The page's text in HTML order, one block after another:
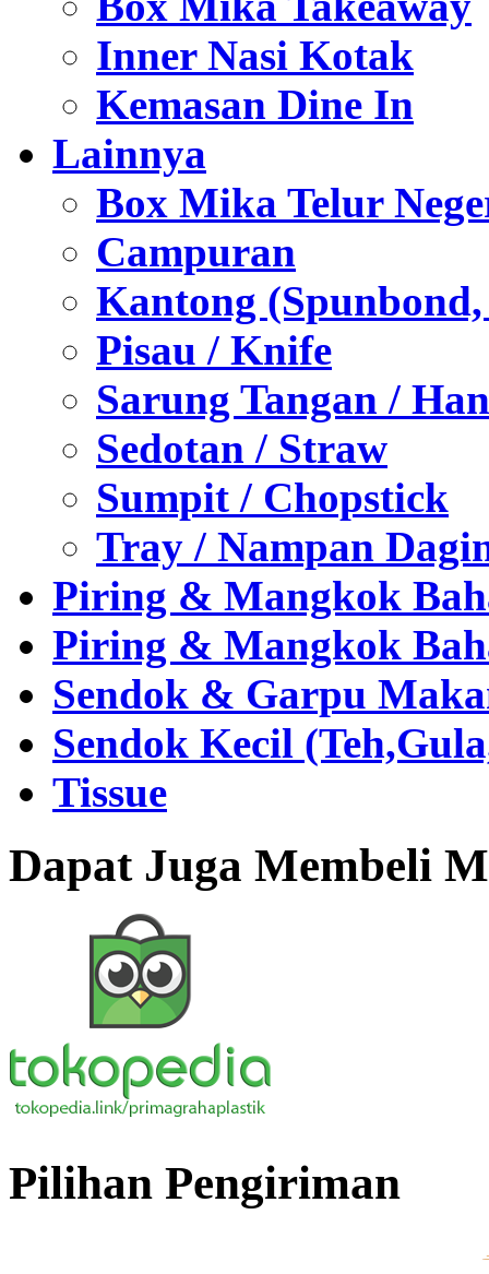
Inner Nasi Kotak
Kemasan Dine In
Lainnya
Box Mika Telur
Campuran
Kantong
Pisau / Knife
Sarung Tangan /
Sedotan / Straw
Sumpit / Chopstick
Tray / Nampan
Piring & Mangkok
Piring & Mangkok
Sendok & Garpu
Sendok Kecil
Tissue
Dapat Juga Membeli
Pilihan Pengiriman